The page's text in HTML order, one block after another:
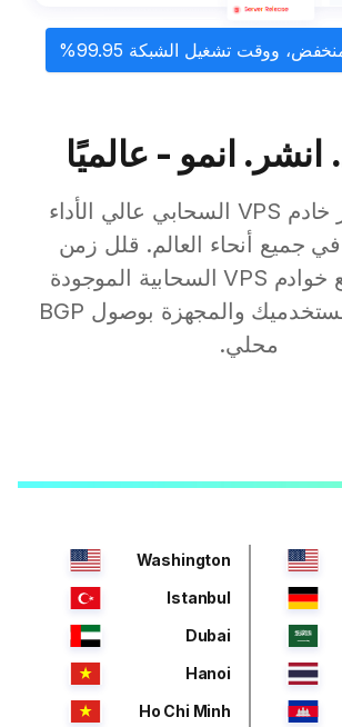
ووقت تشغيل الشبكة 99.95%
انمو - عالميًا
ابدأ في نشر خادم VPS السحابي عالي الأداء
جميع أنحاء العالم. قلل زمن
الاستجابة مع خوادم VPS السحابية الموجودة
بالقرب من مستخدميك والمجهزة بوصول BGP
محلي.
Washington
Istanbul
Dubai
Hanoi
Ho Chi Minh